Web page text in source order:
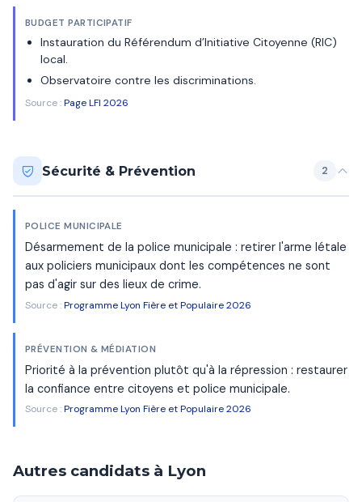
BUDGET PARTICIPATIF
Instauration du Référendum d’Initiative Citoyenne (RIC)
local.
Observatoire contre les discriminations.
Source :Page LFI 2026
Sécurité & Prévention 2
POLICE MUNICIPALE
Désarmement de la police municipale : retirer l'arme létale
aux policiers municipaux dont les compétences ne sont
pas d'agir sur des lieux de crime.
Source :Programme Lyon Fière et Populaire 2026
PRÉVENTION & MÉDIATION
Priorité à la prévention plutôt qu'à la répression : restaurer
la confiance entre citoyens et police municipale.
Source :Programme Lyon Fière et Populaire 2026
Autres candidats à Lyon